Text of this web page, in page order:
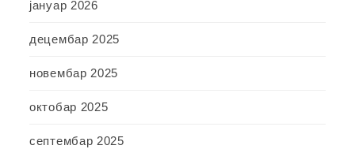
јануар 2026
децембар 2025
новембар 2025
октобар 2025
септембар 2025